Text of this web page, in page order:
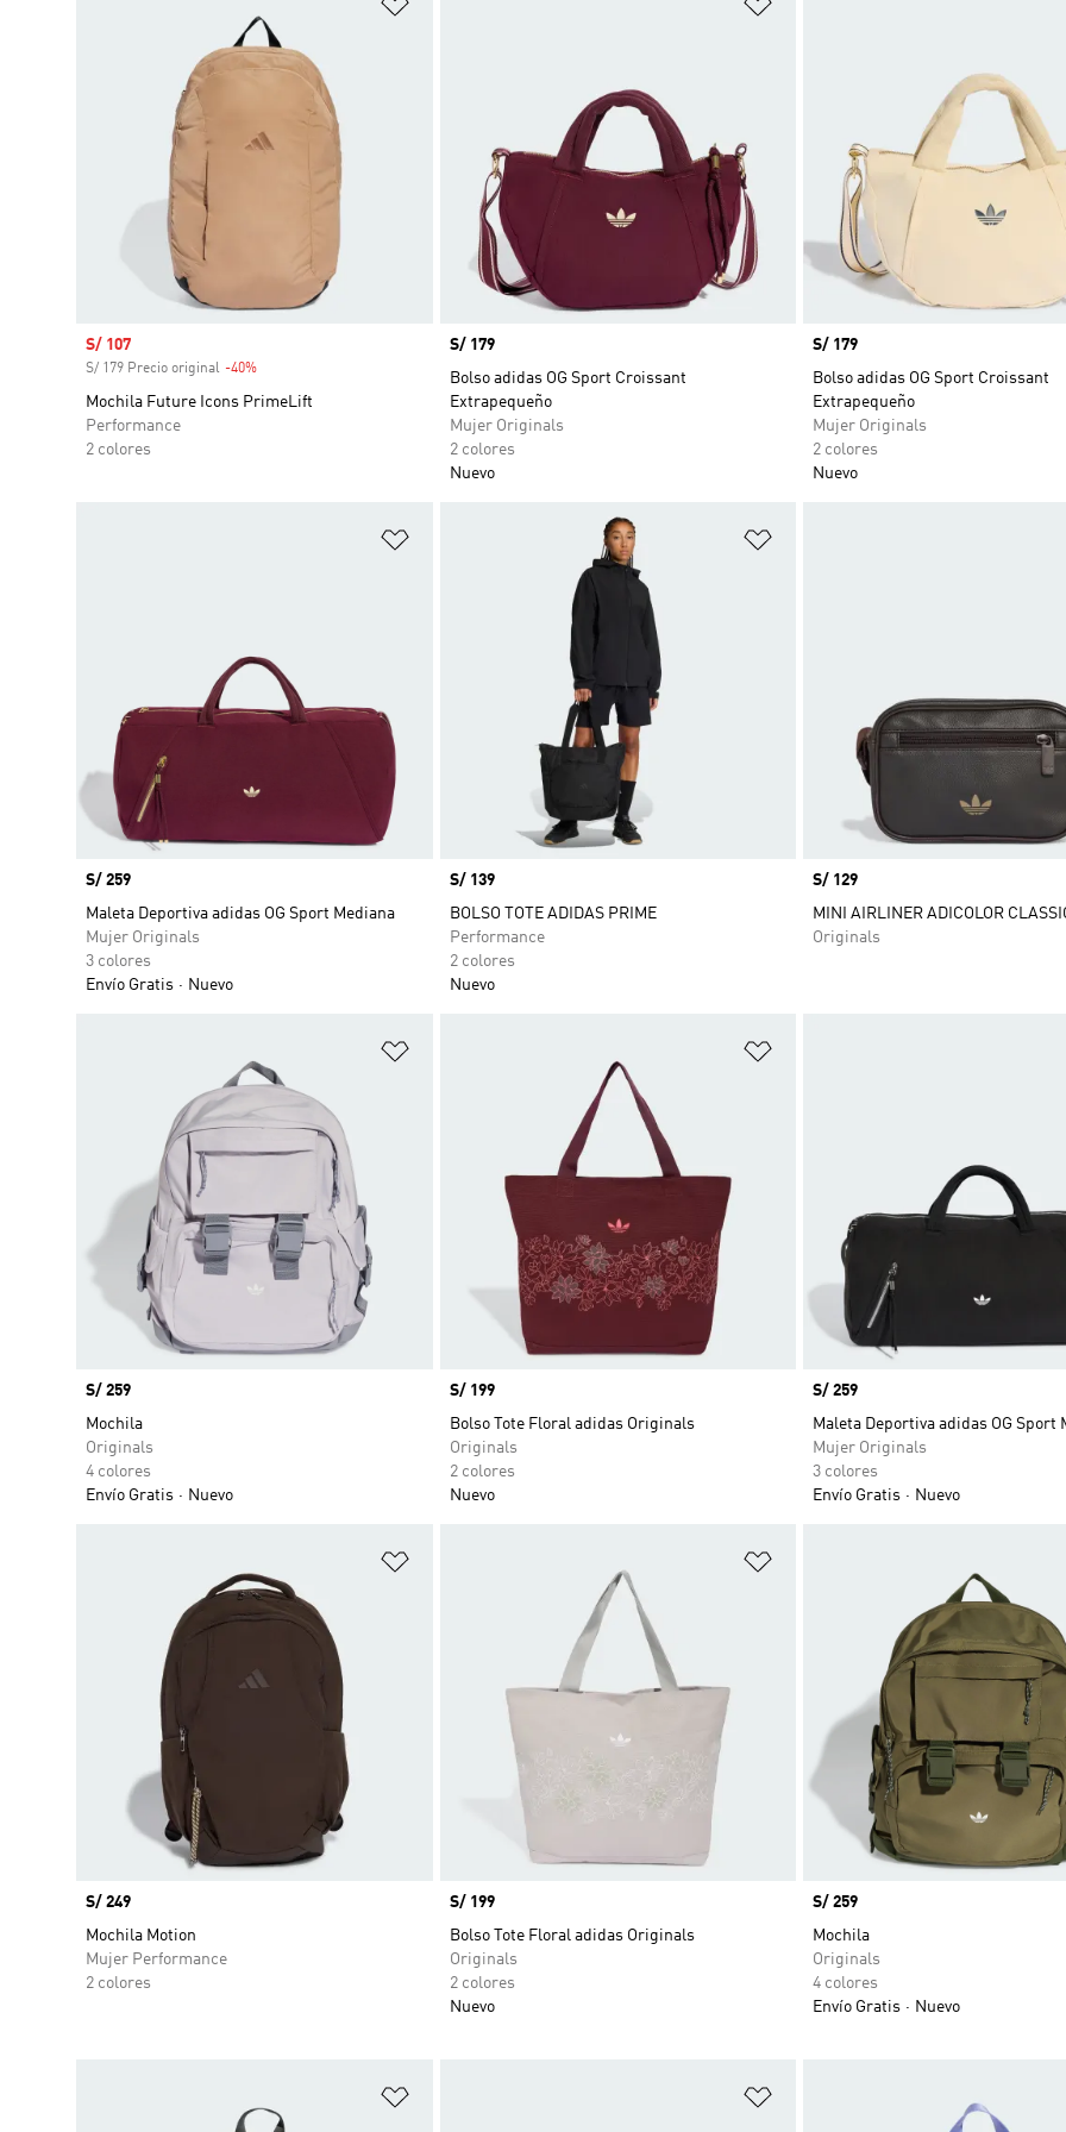
Precio de venta
S/ 107
S/ 179 Precio original -40%
Mochila Future Icons PrimeLift
Performance
2 colores
Precio
S/ 179
Bolso adidas OG Sport Croissant
Extrapequeño
Mujer Originals
2 colores
Nuevo
Precio
S/ 179
Bolso adidas OG Sport Croissant
Extrapequeño
Mujer Originals
2 colores
Nuevo
Añadir a la lista de deseos
Precio
S/ 259
Maleta Deportiva adidas OG Sport Mediana
Mujer Originals
3 colores
Envío Gratis
Nuevo
Precio
S/ 139
BOLSO TOTE ADIDAS PRIME
Performance
2 colores
Nuevo
Precio
S/ 129
MINI AIRLINER ADICOLOR
Originals
Precio
S/ 259
Mochila
Originals
4 colores
Envío Gratis
Nuevo
Precio
S/ 199
Bolso Tote Floral adidas Originals
Originals
2 colores
Nuevo
Precio
S/ 259
Maleta Deportiva adidas OG Sport
Mujer Originals
3 colores
Envío Gratis
Nuevo
Precio
S/ 249
Mochila Motion
Mujer Performance
2 colores
Precio
S/ 199
Bolso Tote Floral adidas Originals
Originals
2 colores
Nuevo
Precio
S/ 259
Mochila
Originals
4 colores
Envío Gratis
Nuevo